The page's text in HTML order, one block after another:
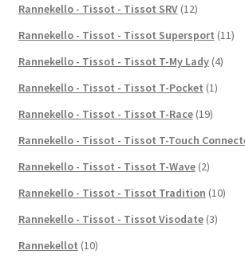
Rannekello - Tissot - Tissot SRV (12)
Rannekello - Tissot - Tissot Supersport (11)
Rannekello - Tissot - Tissot T-My Lady (4)
Rannekello - Tissot - Tissot T-Pocket (1)
Rannekello - Tissot - Tissot T-Race (19)
Rannekello - Tissot - Tissot T-Touch
Rannekello - Tissot - Tissot T-Wave (2)
Rannekello - Tissot - Tissot Tradition (10)
Rannekello - Tissot - Tissot Visodate (3)
Rannekellot (10)